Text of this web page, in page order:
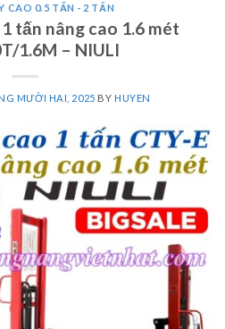
CAO 0.5 TẤN - 2 TẤN
tấn nâng cao 1.6 mét
1.6M – NIULI
MƯỜI HAI, 2025 BY HUYEN